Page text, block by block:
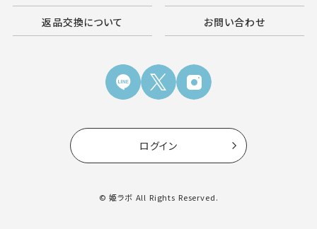
返品交換について お問い合わせ
ログイン
© 姫ラボ All Rights Reserved.